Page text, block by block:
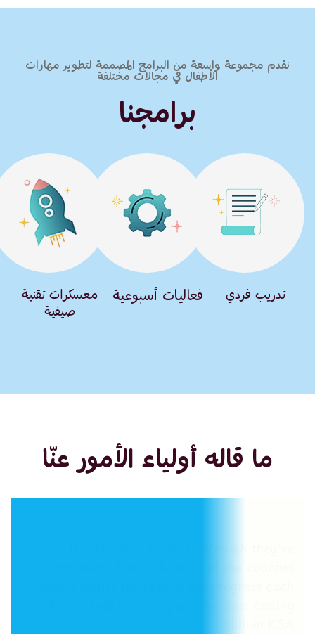
نقدم مجموعة واسعة من البرامج المصممة لتطوير مهارات
الأطفال في مجالات مختلفة
برامجنا
تدريب فردي فعاليات أسبوعية
معسكرات تقنية
صيفية
ما قاله أولياء الأمور عنّا